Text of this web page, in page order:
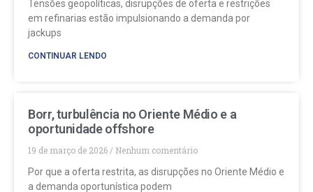
Tensões geopolíticas, disrupções de oferta e restrições
em refinarias estão impulsionando a demanda por
jackups
CONTINUAR LENDO
Borr, turbulência no Oriente Médio e a
oportunidade offshore
19 de março de 2026
Nenhum comentário
Por que a oferta restrita, as disrupções no Oriente Médio e
a demanda oportunística podem